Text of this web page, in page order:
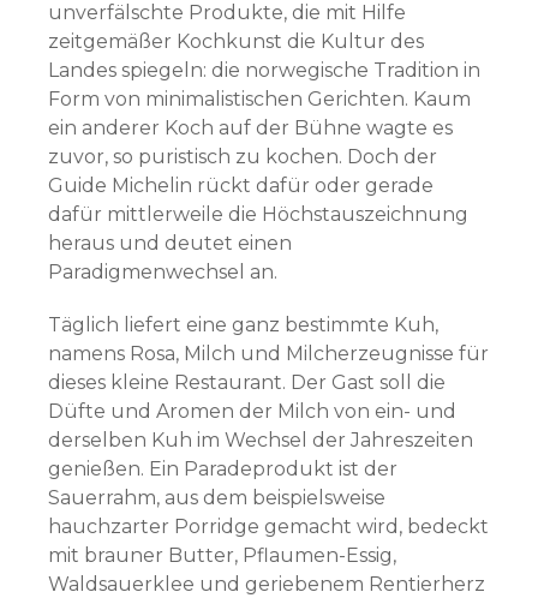
unverfälschte Produkte, die mit Hilfe
zeitgemäßer Kochkunst die Kultur des
Landes spiegeln: die norwegische Tradition in
Form von minimalistischen Gerichten. Kaum
ein anderer Koch auf der Bühne wagte es
zuvor, so puristisch zu kochen. Doch der
Guide Michelin rückt dafür oder gerade
dafür mittlerweile die Höchstauszeichnung
heraus und deutet einen
Paradigmenwechsel an.
Täglich liefert eine ganz bestimmte Kuh,
namens Rosa, Milch und Milcherzeugnisse für
dieses kleine Restaurant. Der Gast soll die
Düfte und Aromen der Milch von ein- und
derselben Kuh im Wechsel der Jahreszeiten
genießen. Ein Paradeprodukt ist der
Sauerrahm, aus dem beispielsweise
hauchzarter Porridge gemacht wird, bedeckt
mit brauner Butter, Pflaumen-Essig,
Waldsauerklee und geriebenem Rentierherz